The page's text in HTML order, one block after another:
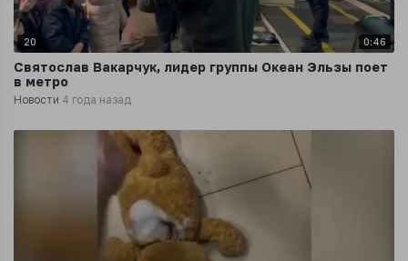
20 0:46
Святослав Вакарчук, лидер группы Океан Эльзы поет
в метро
Новости 4 года назад